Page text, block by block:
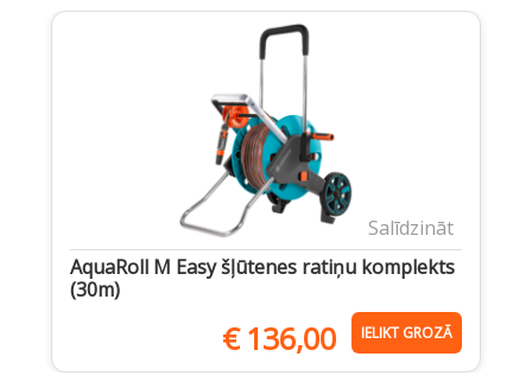
Salīdzināt
AquaRoll M Easy šļūtenes ratiņu komplekts
(30m)
€136,00 IELIKT GROZĀ